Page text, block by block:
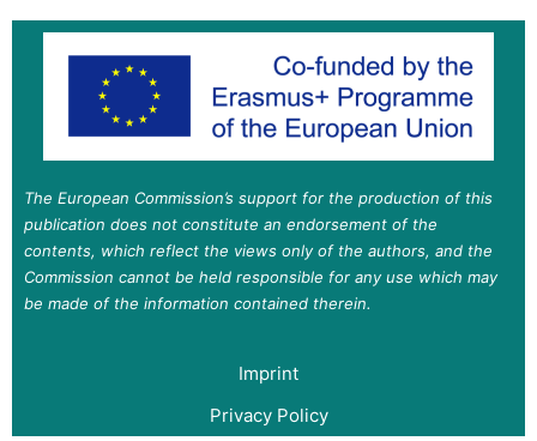
The European Commission’s support for the production of this
publication does not constitute an endorsement of the
contents, which reflect the views only of the authors, and the
Commission cannot be held responsible for any use which may
be made of the information contained therein.
Imprint
Privacy Policy